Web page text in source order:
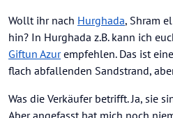
Wollt ihr nach Hurghada, Shram
hin? In Hurghada z.B. kann ich
Giftun Azurempfehlen. Das ist
flach abfallenden Sandstrand,
Was die Verkäufer betrifft. Ja, sie
Aber angefasst hat mich noch